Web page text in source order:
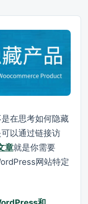
在思考如何隐藏
以通过链接访
章就是你需要
网站特定